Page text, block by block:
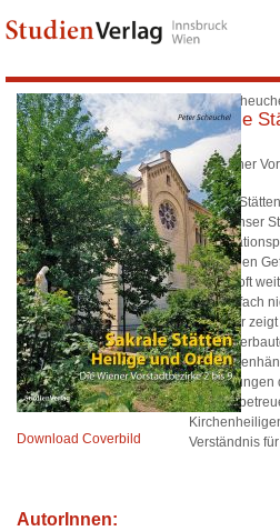
Download Coverbild
Peter
Sakrale
Orden
Die Wiener
Sakrale
immer unser
städtischen
reichen oft
sind vielfach
Der Autor
Darstellungen
Kirchen
Verständnis
AutorInnen: